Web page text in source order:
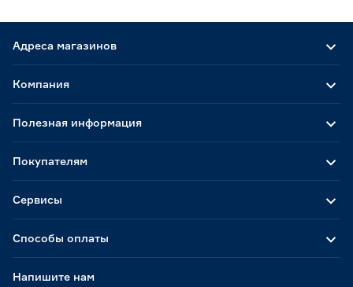
Адреса магазинов
Способы оплаты
Компания
Полезная информация
Покупателям
Сервисы
Напишите нам